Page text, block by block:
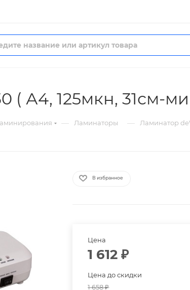
( А4, 125мкн, 31см-
— Ламинаторы — Ламинатор
В избранное
Цена
1 612 ₽
Цена до скидки
1 658₽